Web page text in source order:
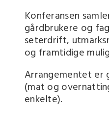
Konferansen
gårdbrukere og
seterdrift,
og framtidige
Arrangementet er
(mat og
enkelte).